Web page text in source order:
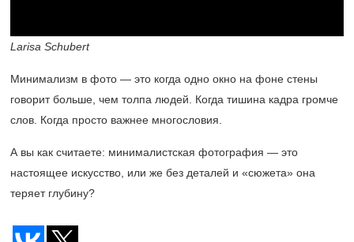
Larisa Schubert
Минимализм в фото — это когда одно окно на фоне стены
говорит больше, чем толпа людей. Когда тишина кадра громче
слов. Когда просто важнее многословия.
А вы как считаете: минималистская фотография — это
настоящее искусство, или же без деталей и «сюжета» она
теряет глубину?